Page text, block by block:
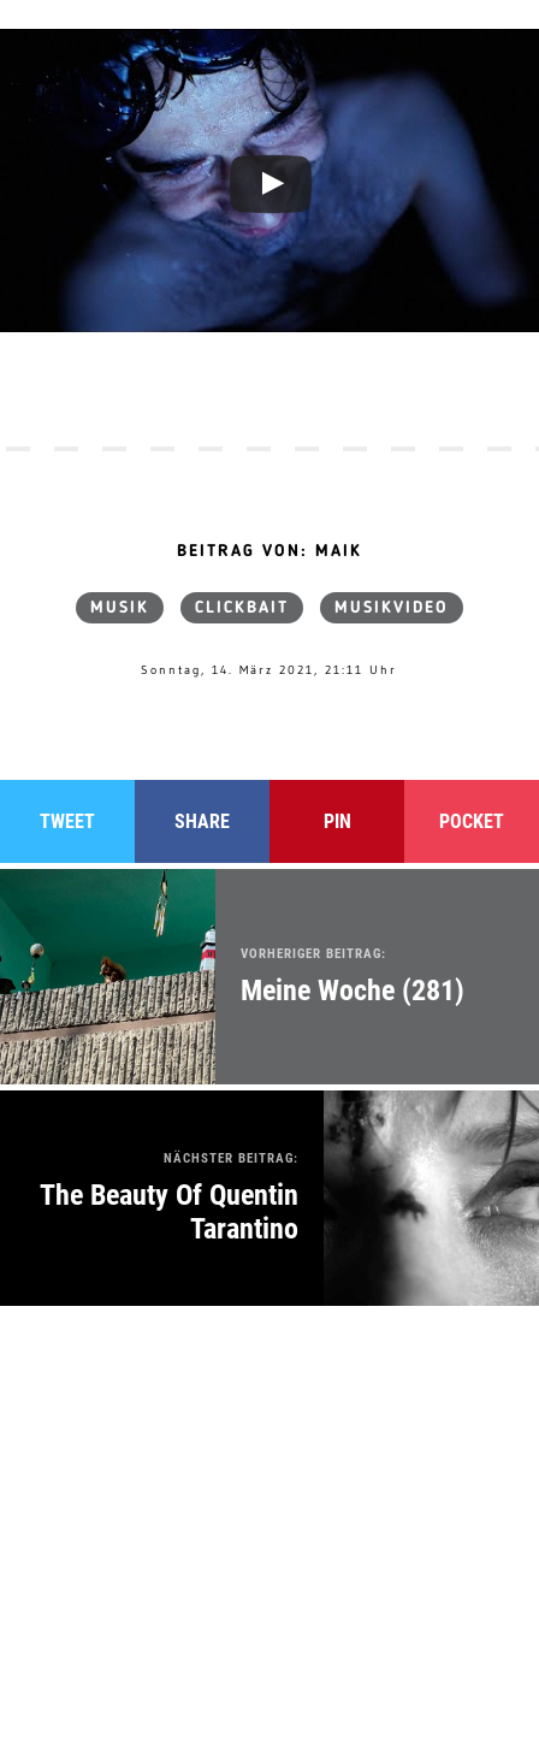
BEITRAG VON: MAIK
MUSIK CLICKBAIT MUSIKVIDEO
Sonntag, 14. März 2021, 21:11 Uhr
TWEET SHARE PIN POCKET
VORHERIGER BEITRAG:
Meine Woche (281)
NÄCHSTER BEITRAG:
The Beauty Of Quentin
Tarantino